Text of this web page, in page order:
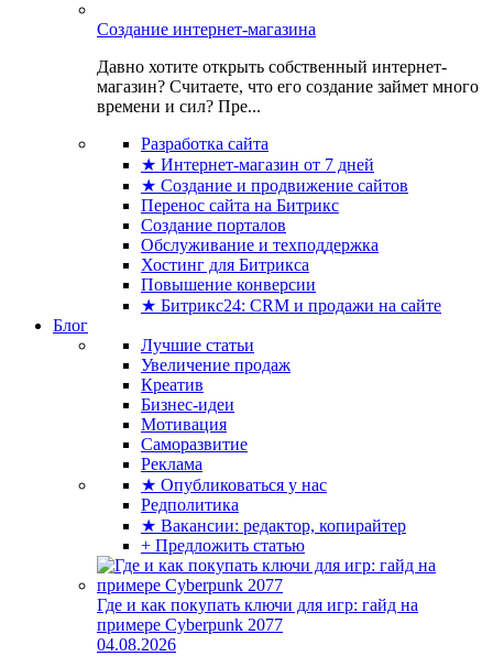
Создание интернет-магазина
Давно хотите открыть собственный интернет-
магазин? Считаете, что его создание займет много
времени и сил? Пре...
Разработка сайта
★ Интернет-магазин от 7 дней
★ Создание и продвижение сайтов
Перенос сайта на Битрикс
Создание порталов
Обслуживание и техподдержка
Хостинг для Битрикса
Повышение конверсии
★ Битрикс24: CRM и продажи на сайте
Блог
Лучшие статьи
Увеличение продаж
Креатив
Бизнес-идеи
Мотивация
Саморазвитие
Реклама
★ Опубликоваться у нас
Редполитика
★ Вакансии: редактор, копирайтер
+ Предложить статью
Где и как покупать ключи для игр: гайд на
примере Cyberpunk 2077
04.08.2026